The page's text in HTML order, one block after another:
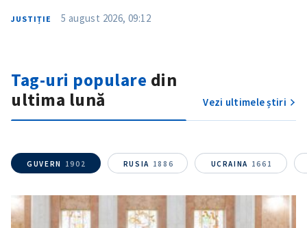
JUSTIȚIE 5 august 2026, 09:12
Tag-uri populare din
ultima lună
Vezi ultimele știri
GUVERN 1902 RUSIA 1886 UCRAINA 1661
Nume+ Numele meu
Telefon
+ Telefon personal
confidențialitate.